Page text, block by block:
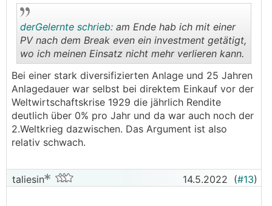
..
derGelernte schrieb: am Ende hab ich mit einer
PV nach dem Break even ein investment getätigt,
wo ich meinen Einsatz nicht mehr verlieren kann.
Bei einer stark diversifizierten Anlage und 25 Jahren
Anlagedauer war selbst bei direktem Einkauf vor der
Weltwirtschaftskrise 1929 die jährlich Rendite
deutlich über 0% pro Jahr und da war auch noch der
2.Weltkrieg dazwischen. Das Argument ist also
relativ schwach.
taliesin 14.5.2022 (#13)